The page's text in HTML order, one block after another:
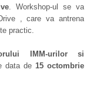
. Workshop-ul se va
, care va antrena
practic.
IMM-urilor si
data de 15 octombrie